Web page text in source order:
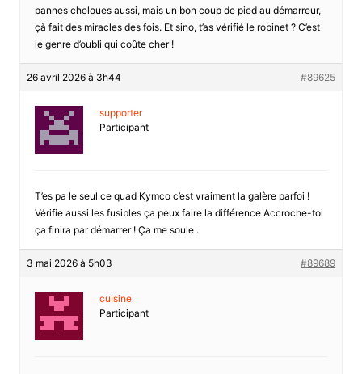
pannes cheloues aussi, mais un bon coup de pied au démarreur,
çà fait des miracles des fois. Et sino, t’as vérifié le robinet ? C’est
le genre d’oubli qui coûte cher !
26 avril 2026 à 3h44 #89625
supporter
Participant
T’es pa le seul ce quad Kymco c’est vraiment la galère parfoi !
Vérifie aussi les fusibles ça peux faire la différence Accroche-toi
ça finira par démarrer ! Ça me soule .
3 mai 2026 à 5h03 #89689
cuisine
Participant